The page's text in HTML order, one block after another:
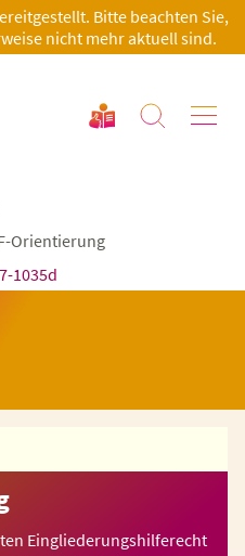
Bitte beachten Sie,
nicht mehr aktuell sind.
Orientierung
1035d
Eingliederungshilferecht